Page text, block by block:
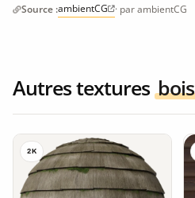
Source :ambientCG · par ambientCG
Autres textures bois
2K